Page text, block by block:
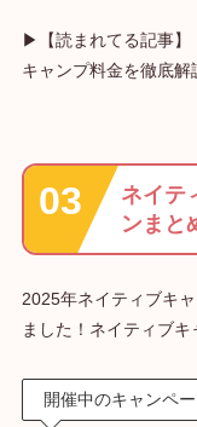
▶【読まれてる記事】
キャンプ料金を徹底解
ネイテ
ンまと
2025年ネイティブキ
ました！ネイティブキ
開催中のキャンペ